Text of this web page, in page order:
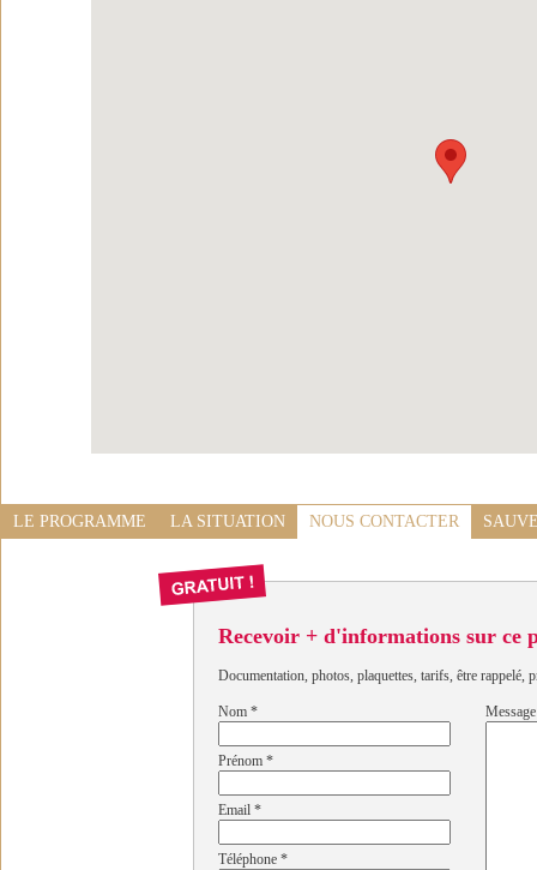
LE PROGRAMME LA SITUATION NOUS CONTACTER
Recevoir + d'informations sur ce
Documentation, photos, plaquettes, tarifs, être rappelé,
Nom *
Prénom *
Email *
Téléphone *
Message